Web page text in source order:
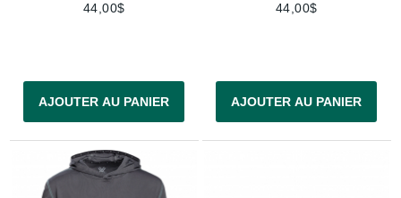
44,00$
AJOUTER AU PANIER
44,00$
AJOUTER AU PANIER